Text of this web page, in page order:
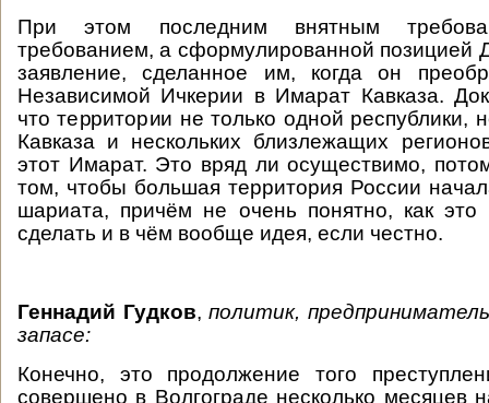
При этом последним внятным
требованием, а сформулированной позицией
заявление, сделанное им, когда он
Независимой Ичкерии в Имарат Кавказа.
что территории не только одной республики,
Кавказа и нескольких близлежащих
этот Имарат. Это вряд ли осуществимо,
том, чтобы большая территория России
шариата, причём не очень понятно, как
сделать и в чём вообще идея, если честно.
Геннадий Гудков,политик,
запасе:
Конечно, это продолжение того
совершено в Волгограде несколько месяцев